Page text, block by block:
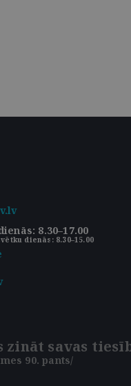
8.30–17.00
dienās: 8.30–15.00
savas
90. pants/